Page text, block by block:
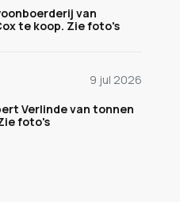
van
te koop. Zie foto's
9 jul 2026
Verlinde van tonnen
foto's